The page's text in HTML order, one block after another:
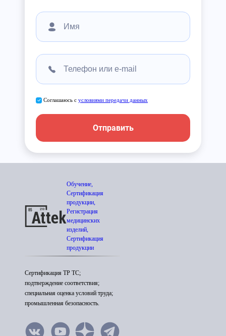
Соглашаюсь с условиями передачи данных
Отправить
Обучение,
Сертификация
продукции,
Регистрация
медицинских
изделий,
Сертификация
продукции
Сертификация ТР ТС;
подтверждение соответствия;
специальная оценка условий труда;
промышленная безопасность.